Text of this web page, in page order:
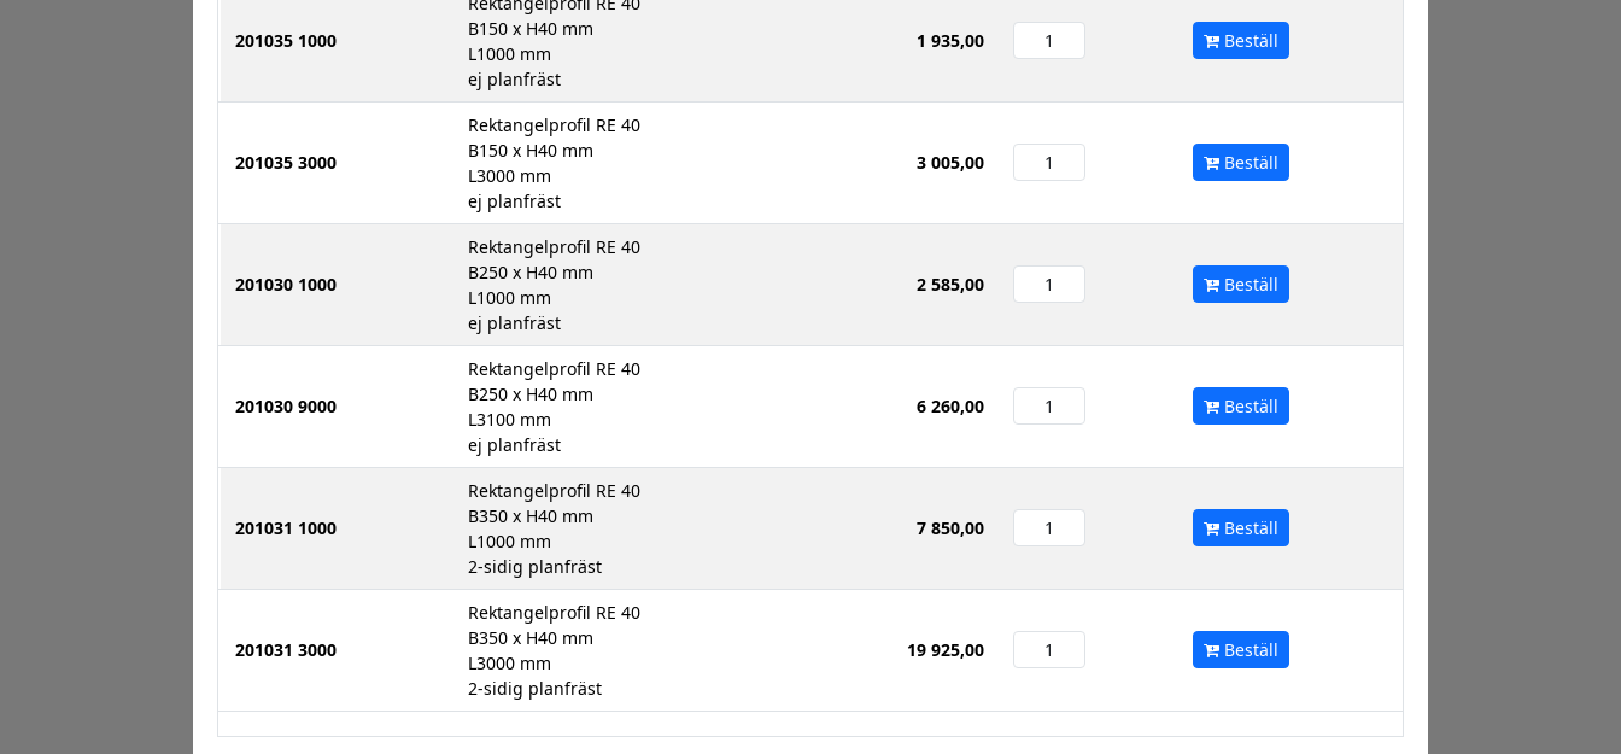
201035 1000
B150 x H40 mm
L1000 mm
ej planfräst
1 935,00 Beställ
201035 3000
Rektangelprofil RE 40
B150 x H40 mm
L3000 mm
ej planfräst
3 005,00 Beställ
201030 1000
Rektangelprofil RE 40
B250 x H40 mm
L1000 mm
ej planfräst
2 585,00 Beställ
201030 9000
Rektangelprofil RE 40
B250 x H40 mm
L3100 mm
ej planfräst
6 260,00 Beställ
201031 1000
Rektangelprofil RE 40
B350 x H40 mm
L1000 mm
2-sidig planfräst
7 850,00 Beställ
201031 3000
Rektangelprofil RE 40
B350 x H40 mm
L3000 mm
2-sidig planfräst
19 925,00 Beställ